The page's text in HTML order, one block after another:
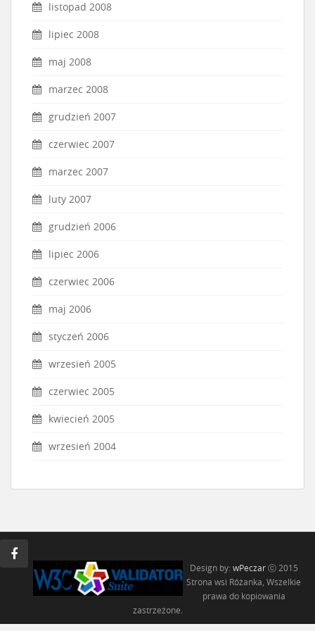
listopad 2008
lipiec 2008
maj 2008
marzec 2008
grudzień 2007
czerwiec 2007
marzec 2007
luty 2007
grudzień 2006
lipiec 2006
czerwiec 2006
maj 2006
styczeń 2006
wrzesień 2005
czerwiec 2005
kwiecień 2005
wrzesień 2004
Design by: wPeczar ⓒ 2015
Strona wsi Różanka, Wszelkie
prawa do kopiowania
zastrzeżone.